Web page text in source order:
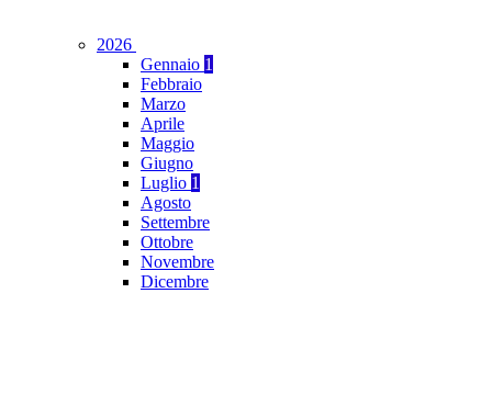
2026
Gennaio 1
Febbraio
Marzo
Aprile
Maggio
Giugno
Luglio 1
Agosto
Settembre
Ottobre
Novembre
Dicembre